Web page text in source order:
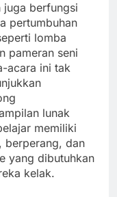
juga berfungsi
pertumbuhan
lomba
pameran seni
acara ini tak
lunak
memiliki
berperang, dan
yang dibutuhkan
kelak.